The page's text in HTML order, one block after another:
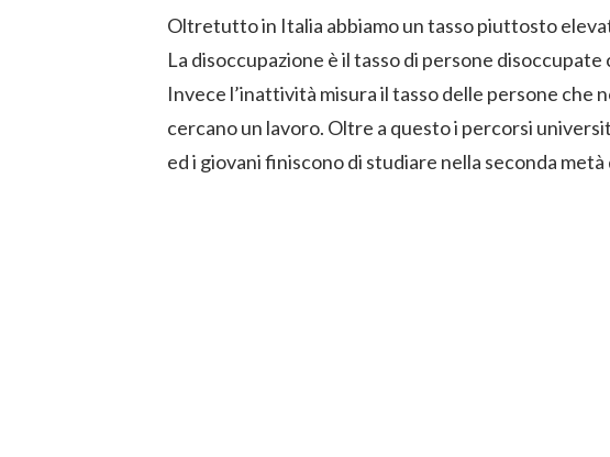
Oltretutto in Italia abbiamo un tasso piuttosto
La disoccupazione è il tasso di persone
Invece l’inattività misura il tasso delle persone che
cercano un lavoro. Oltre a questo i percorsi
ed i giovani finiscono di studiare nella seconda metà